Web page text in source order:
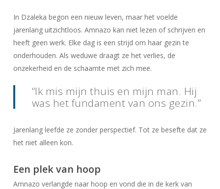
In Dzaleka begon een nieuw leven, maar het voelde
jarenlang uitzichtloos. Amnazo kan niet lezen of schrijven en
heeft geen werk. Elke dag is een strijd om haar gezin te
onderhouden. Als weduwe draagt ze het verlies, de
onzekerheid en de schaamte met zich mee.
“Ik mis mijn thuis en mijn man. Hij
was het fundament van ons gezin.”
Jarenlang leefde ze zonder perspectief. Tot ze besefte dat ze
het niet alleen kon.
Een plek van hoop
Amnazo verlangde naar hoop en vond die in de kerk van